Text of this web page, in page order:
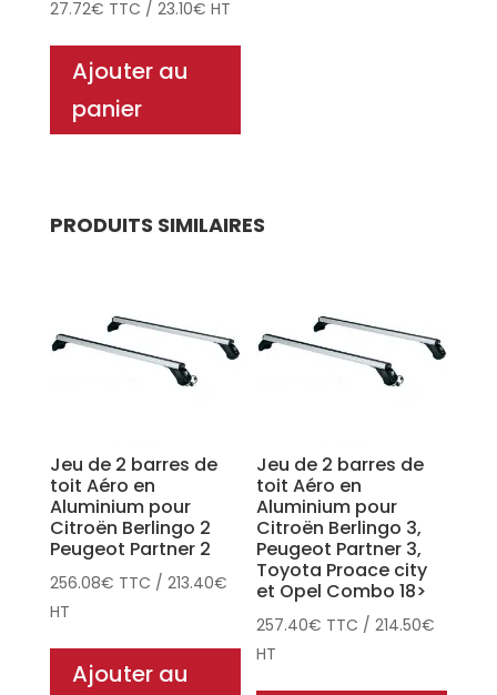
27.72€ TTC / 23.10€ HT
Ajouter au
panier
PRODUITS SIMILAIRES
Jeu de 2 barres de
toit Aéro en
Aluminium pour
Citroën Berlingo 2
Peugeot Partner 2
256.08€ TTC / 213.40€
HT
Ajouter au
Jeu de 2 barres de
toit Aéro en
Aluminium pour
Citroën Berlingo 3,
Peugeot Partner 3,
Toyota Proace city
et Opel Combo 18>
257.40€ TTC /214.50€
HT